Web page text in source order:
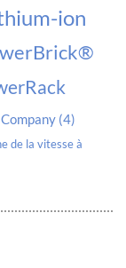
ion
(4)
de la vitesse à